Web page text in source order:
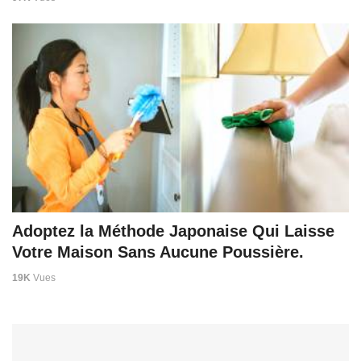
Adoptez la Méthode Japonaise Qui Laisse
Votre Maison Sans Aucune Poussière.
19K Vues